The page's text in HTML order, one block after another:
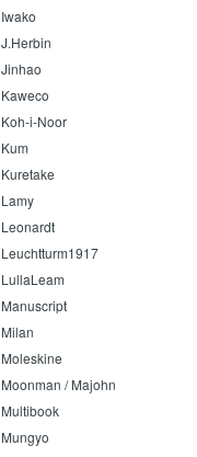
Iwako
J.Herbin
Jinhao
Kaweco
Koh-i-Noor
Kum
Kuretake
Lamy
Leonardt
Leuchtturm1917
LullaLeam
Manuscript
Milan
Moleskine
Moonman / Majohn
Multibook
Mungyo